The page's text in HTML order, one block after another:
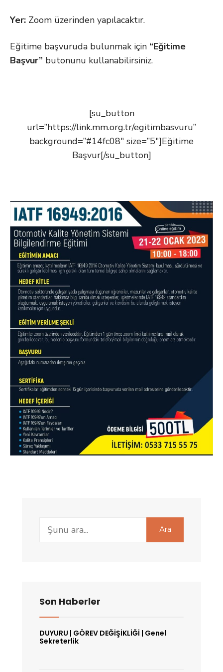
Yer: Zoom üzerinden yapılacaktır.
Eğitime başvuruda bulunmak için “Eğitime
Başvur” butonunu kullanabilirsiniz.
[su_button
url=”https://link.mm.org.tr/egitimbasvuru”
background=”#14fc08″ size=”5″]Eğitime
Başvur[/su_button]
Search
for:
Ara
Son Haberler
DUYURU | GÖREV DEĞİŞİKLİĞİ | Genel
Sekreterlik